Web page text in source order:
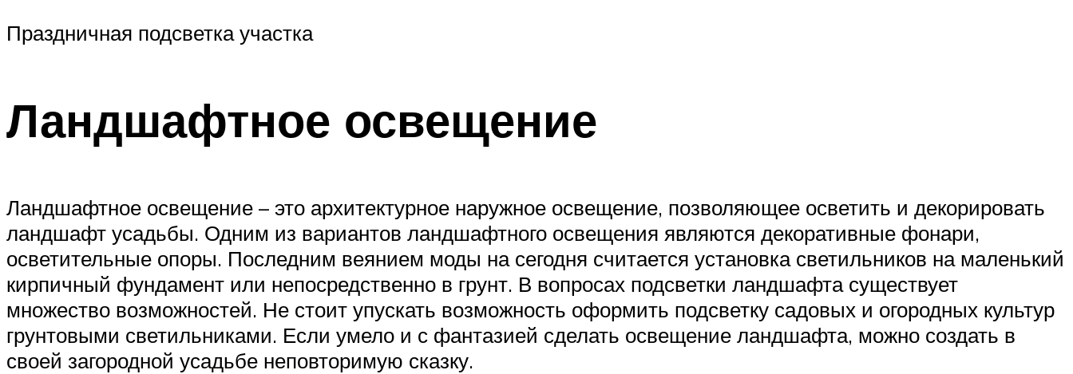
Праздничная подсветка участка
Ландшафтное освещение
Ландшафтное освещение – это архитектурное наружное освещение, позволяющее осветить и декорировать
ландшафт усадьбы. Одним из вариантов ландшафтного освещения являются декоративные фонари,
осветительные опоры. Последним веянием моды на сегодня считается установка светильников на маленький
кирпичный фундамент или непосредственно в грунт. В вопросах подсветки ландшафта существует
множество возможностей. Не стоит упускать возможность оформить подсветку садовых и огородных культур
грунтовыми светильниками. Если умело и с фантазией сделать освещение ландшафта, можно создать в
своей загородной усадьбе неповторимую сказку.